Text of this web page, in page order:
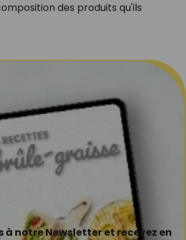
des produits qu'ils
notre Newsletter et recevez en